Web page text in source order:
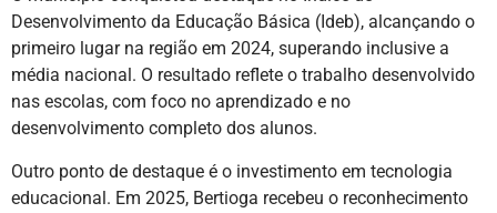
Desenvolvimento da Educação Básica (Ideb), alcançando o
primeiro lugar na região em 2024, superando inclusive a
média nacional. O resultado reflete o trabalho desenvolvido
nas escolas, com foco no aprendizado e no
desenvolvimento completo dos alunos.
Outro ponto de destaque é o investimento em tecnologia
educacional. Em 2025, Bertioga recebeu o reconhecimento